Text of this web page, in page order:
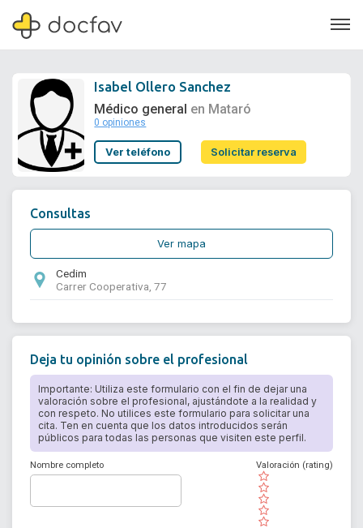
Soporte
Isabel Ollero Sanchez
Médico general en Mataró
0 opiniones
Ver teléfono Solicitar reserva
Consultas
Ver mapa
Cedim
Carrer Cooperativa, 77
Deja tu opinión sobre el profesional
Importante: Utiliza este formulario con el fin de dejar una
valoración sobre el profesional, ajustándote a la realidad y
con respeto. No utilices este formulario para solicitar una
cita. Ten en cuenta que los datos introducidos serán
públicos para todas las personas que visiten este perfil.
Nombre completo
( )
( )
( )
( )
( )
Valoración (rating)